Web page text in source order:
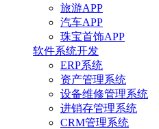
旅游APP
汽车APP
珠宝首饰APP
软件系统开发
ERP系统
资产管理系统
设备维修管理系统
进销存管理系统
CRM管理系统